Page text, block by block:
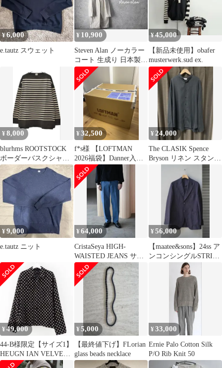
¥6,000
e.tautz スウェット
¥ 10,900
Steven Alan ノーカラー
コート 生成り 日本製 S
コットン
¥45,000
【新品未使用】obafer
musterwerk.sud ex.
¥8,000
blurhms ROOTSTOCK
ボーダーバスクシャツ
サイズ2
¥32,500
f*s様 【LOFTMAN
2026福袋】Danner入
り！15万円分まとめ売
り
¥ 24,000
The CLASIK Spence
Bryson リネン スタンド
¥9,000
e.tautz ニット
¥64,000
CristaSeya HIGH-
WAISTED JEANS サイ
ズM
¥56,000
【maatee&sons】24ss ア
ンコンシングルSTRIPE
JK/サイズ2
¥49,000
44-B様限定【サイズ1】
HEUGN IAN VELVET
ユーゲン 試着のみ
¥5,000
【最終値下げ】FLorian
glass beads necklace
¥33,000
Ernie Palo Cotton Silk
P/O Rib Knit 50